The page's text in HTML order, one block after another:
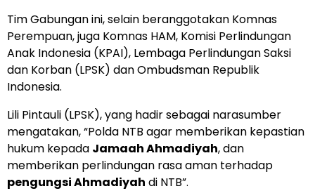
Tim Gabungan ini, selain beranggotakan Komnas
Perempuan, juga Komnas HAM, Komisi Perlindungan
Anak Indonesia (KPAI), Lembaga Perlindungan Saksi
dan Korban (LPSK) dan Ombudsman Republik
Indonesia.
Lili Pintauli (LPSK), yang hadir sebagai narasumber
mengatakan, “Polda NTB agar memberikan kepastian
hukum kepada Jamaah Ahmadiyah, dan
memberikan perlindungan rasa aman terhadap
pengungsi Ahmadiyah di NTB”.